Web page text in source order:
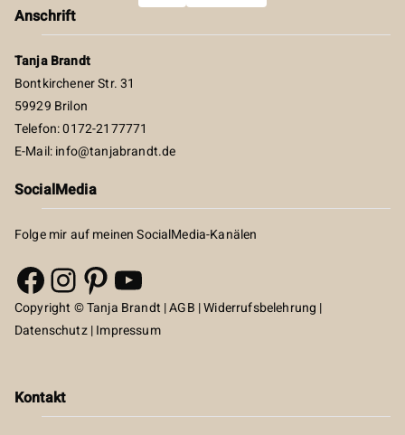
Anschrift
Tanja Brandt
Bontkirchener Str. 31
59929 Brilon
Telefon: 0172-2177771
E-Mail:info@tanjabrandt.de
SocialMedia
Folge mir auf meinen SocialMedia-Kanälen
Facebook
Instagram
Pinterest
YouTube
Copyright © Tanja Brandt |AGB |Widerrufsbelehrung |
Datenschutz|Impressum
Kontakt